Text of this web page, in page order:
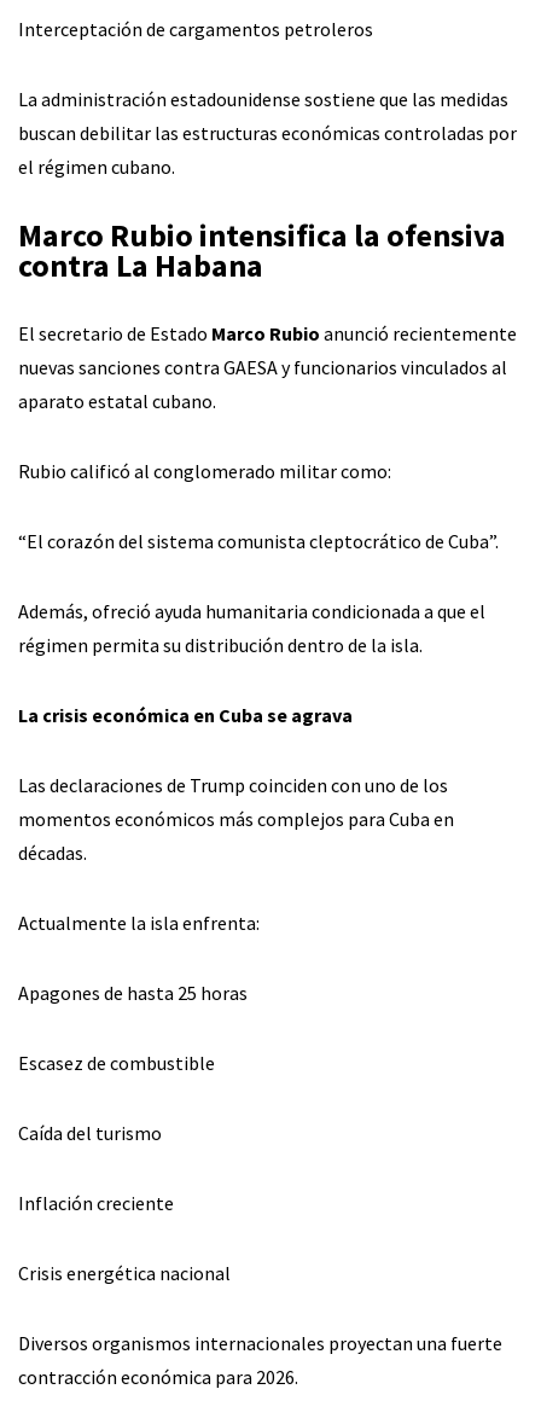
Interceptación de cargamentos petroleros
La administración estadounidense sostiene que las medidas
buscan debilitar las estructuras económicas controladas por
el régimen cubano.
Marco Rubio intensifica la ofensiva
contra La Habana
El secretario de Estado Marco Rubio anunció recientemente
nuevas sanciones contra GAESA y funcionarios vinculados al
aparato estatal cubano.
Rubio calificó al conglomerado militar como:
“El corazón del sistema comunista cleptocrático de Cuba”.
Además, ofreció ayuda humanitaria condicionada a que el
régimen permita su distribución dentro de la isla.
La crisis económica en Cuba se agrava
Las declaraciones de Trump coinciden con uno de los
momentos económicos más complejos para Cuba en
décadas.
Actualmente la isla enfrenta:
Apagones de hasta 25 horas
Escasez de combustible
Caída del turismo
Inflación creciente
Crisis energética nacional
Diversos organismos internacionales proyectan una fuerte
contracción económica para 2026.